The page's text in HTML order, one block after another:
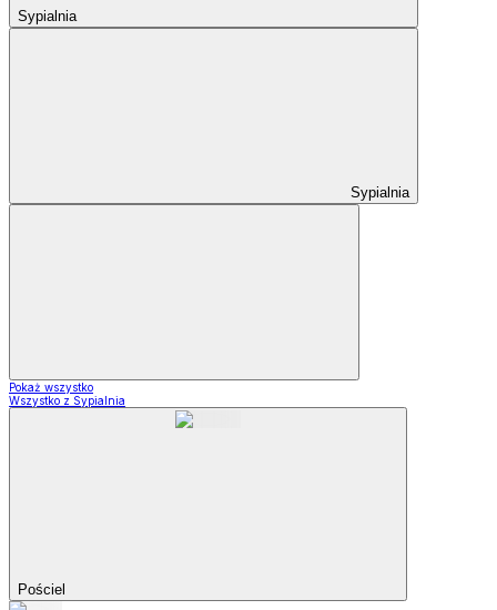
Sypialnia
Sypialnia
Pokaż wszystko
Wszystko z Sypialnia
Pościel